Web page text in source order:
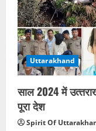
रहा
कूड़े
का
पहाड़,
हजारों
लोगों
का
सांस
लेना
Uttarakhand
साल 2024 में
पूरा देश
Spirit Of